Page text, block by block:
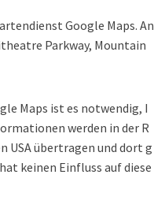
Google Maps. An
Parkway, Mountain
Maps ist es notwendig, I
werden in der R
USA übertragen und dort g
keinen Einfluss auf diese